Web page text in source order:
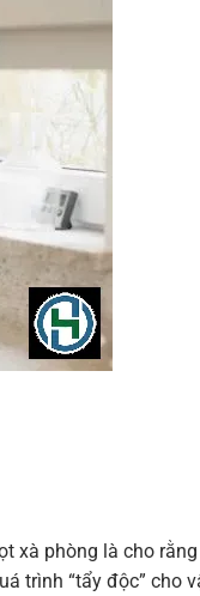
xà phòng là cho
trình “tẩy độc” cho